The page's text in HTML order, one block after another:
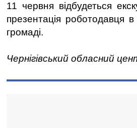
11 червня відбудеться
презентація роботодавця в
громаді.
Чернігівський обласний